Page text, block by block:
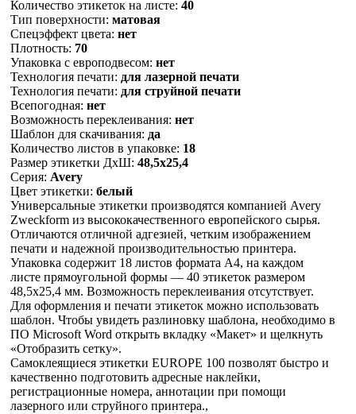
Количество этикеток на листе: 40
Тип поверхности: матовая
Спецэффект цвета: нет
Плотность: 70
Упаковка с европодвесом: нет
Технология печати: для лазерной печати
Технология печати: для струйной печати
Всепогодная: нет
Возможность переклеивания: нет
Шаблон для скачивания: да
Количество листов в упаковке: 18
Размер этикетки ДхШ: 48,5х25,4
Серия: Avery
Цвет этикетки: белый
Универсальные этикетки производятся компанией Avery
Zweckform из высококачественного европейского сырья.
Отличаются отличной адгезией, четким изображением
печати и надежной производительностью принтера.
Упаковка содержит 18 листов формата А4, на каждом
листе прямоугольной формы — 40 этикеток размером
48,5х25,4 мм. Возможность переклеивания отсутствует.
Для оформления и печати этикеток можно использовать
шаблон. Чтобы увидеть разлиновку шаблона, необходимо в
ПО Microsoft Word открыть вкладку «Макет» и щелкнуть
«Отобразить сетку».
Самоклеящиеся этикетки EUROPE 100 позволят быстро и
качественно подготовить адресные наклейки,
регистрационные номера, аннотации при помощи
лазерного или струйного принтера.,